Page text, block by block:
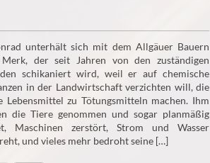
unterhält sich mit dem Allgäuer Bauern
der seit Jahren von den zuständigen
schikaniert wird, weil er auf chemische
in der Landwirtschaft verzichten will, die
Lebensmittel zu Tötungsmitteln machen. Ihm
die Tiere genommen und sogar planmäßig
Maschinen zerstört, Strom und Wasser
und vieles mehr bedroht seine […]